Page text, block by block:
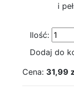
i
Ilość:
Dodaj do
Cena: 31,99